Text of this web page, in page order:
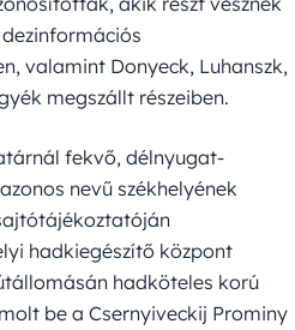
valamint Donyeck, Luhanszk,
megszállt részeiben.
fekvő, délnyugat-
nevű székhelyének
hadkiegészítő központ
hadköteles korú
be a Csernyiveckij Prominy